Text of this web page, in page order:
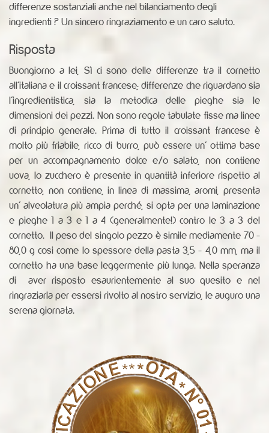
differenze sostanziali anche nel bilanciamento degli
ingredienti ? Un sincero ringraziamento e un caro saluto.
Risposta
Buongiorno a lei, Sì ci sono delle differenze tra il cornetto
all'italiana e il croissant francese; differenze che riguardano sia
l'ingredientistica, sia la metodica delle pieghe sia le
dimensioni dei pezzi. Non sono regole tabulate fisse ma linee
di principio generale. Prima di tutto il croissant francese è
molto più friabile, ricco di burro, può essere un' ottima base
per un accompagnamento dolce e/o salato, non contiene
uova, lo zucchero è presente in quantità inferiore rispetto al
cornetto, non contiene, in linea di massima, aromi, presenta
un' alveolatura più ampia perché, si opta per una laminazione
e pieghe 1 a 3 e 1 a 4 (generalmente!) contro le 3 a 3 del
cornetto. Il peso del singolo pezzo è simile mediamente 70 -
80,0 g cosi come lo spessore della pasta 3,5 - 4,0 mm, ma il
cornetto ha una base leggermente più lunga. Nella speranza
di aver risposto esaurientemente al suo quesito e nel
ringraziarla per essersi rivolto al nostro servizio, le auguro una
serena giornata.